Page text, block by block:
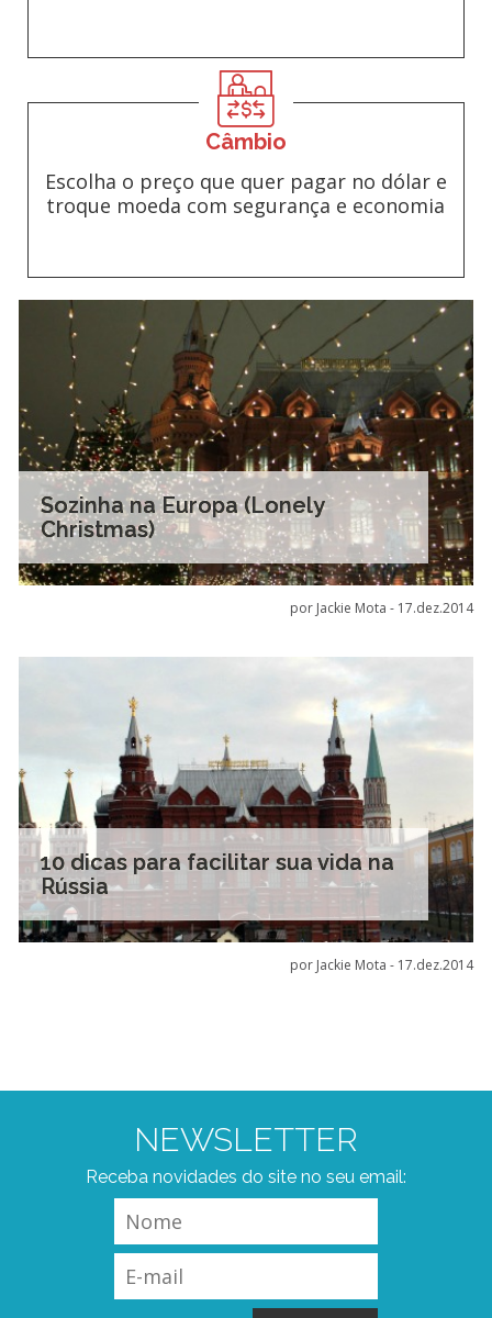
Câmbio
Escolha o preço que quer pagar no dólar e
troque moeda com segurança e economia
Sozinha na Europa (Lonely
Christmas)
por Jackie Mota - 17.dez.2014
10 dicas para facilitar sua vida na
Rússia
por Jackie Mota - 17.dez.2014
NEWSLETTER
Receba novidades do site no seu email: